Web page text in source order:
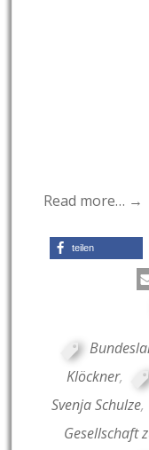
Read more… →
teilen
Klöckner,
Svenja Schulze,
Gesellschaft